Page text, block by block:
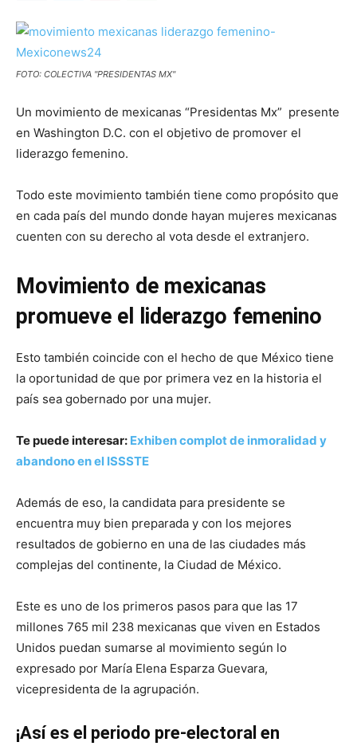
FOTO: COLECTIVA "PRESIDENTAS MX"
Un movimiento de mexicanas “Presidentas Mx” presente
en Washington D.C. con el objetivo de promover el
liderazgo femenino.
Todo este movimiento también tiene como propósito que
en cada país del mundo donde hayan mujeres mexicanas
cuenten con su derecho al vota desde el extranjero.
Movimiento de mexicanas
promueve el liderazgo femenino
Esto también coincide con el hecho de que México tiene
la oportunidad de que por primera vez en la historia el
país sea gobernado por una mujer.
Te puede interesar: Exhiben complot de inmoralidad y
abandono en el ISSSTE
Además de eso, la candidata para presidente se
encuentra muy bien preparada y con los mejores
resultados de gobierno en una de las ciudades más
complejas del continente, la Ciudad de México.
Este es uno de los primeros pasos para que las 17
millones 765 mil 238 mexicanas que viven en Estados
Unidos puedan sumarse al movimiento según lo
expresado por María Elena Esparza Guevara,
vicepresidenta de la agrupación.
¡Así es el periodo pre-electoral en